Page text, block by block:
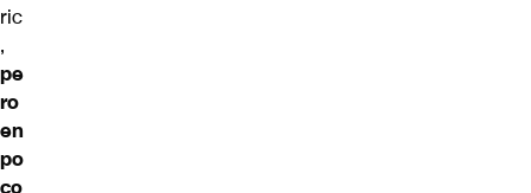
ric
,
pe
ro
en
po
co